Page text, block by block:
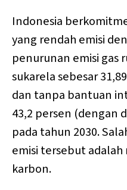
Indonesia
yang rendah emisi
penurunan emisi gas
sukarela sebesar
dan tanpa bantuan
43,2 persen (dengan
pada tahun 2030.
emisi tersebut
karbon.